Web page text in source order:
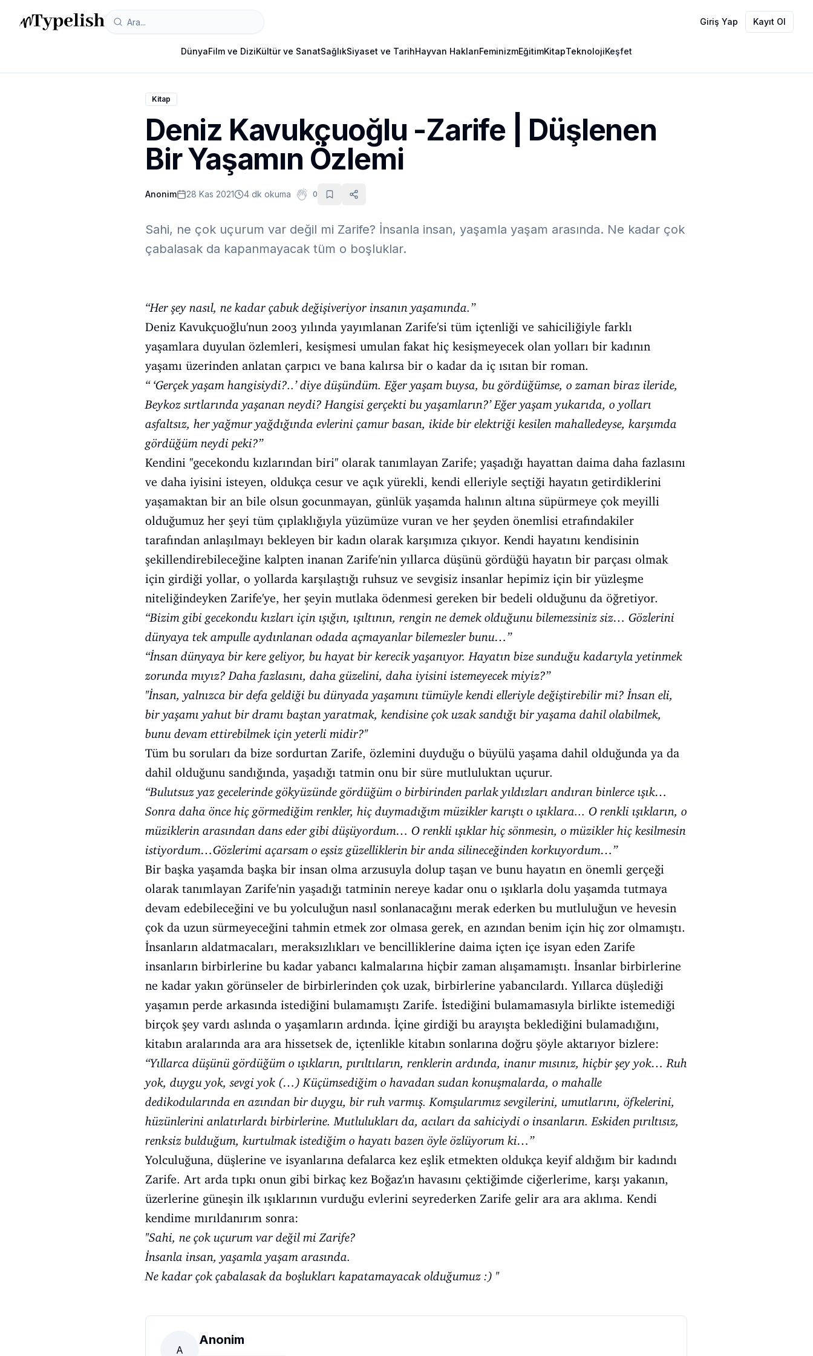
Giriş Yap Kayıt Ol
DünyaFilm ve DiziKültür ve SanatSağlıkSiyaset ve TarihHayvan HaklarıFeminizmEğitimKitapTeknolojiKeşfet
Kitap
Deniz Kavukçuoğlu -Zarife | Düşlenen
Bir Yaşamın Özlemi
Anonim 28 Kas 2021 4 dk okuma 0
Sahi, ne çok uçurum var değil mi Zarife? İnsanla insan, yaşamla yaşam arasında. Ne kadar çok
çabalasak da kapanmayacak tüm o boşluklar.
‘‘Her şey nasıl, ne kadar çabuk değişiveriyor insanın yaşamında.’’
Deniz Kavukçuoğlu'nun 2003 yılında yayımlanan Zarife'si tüm içtenliği ve sahiciliğiyle farklı
yaşamlara duyulan özlemleri, kesişmesi umulan fakat hiç kesişmeyecek olan yolları bir kadının
yaşamı üzerinden anlatan çarpıcı ve bana kalırsa bir o kadar da iç ısıtan bir roman.
‘‘ ‘Gerçek yaşam hangisiydi?..’ diye düşündüm. Eğer yaşam buysa, bu gördüğümse, o zaman biraz ileride,
Beykoz sırtlarında yaşanan neydi? Hangisi gerçekti bu yaşamların?’ Eğer yaşam yukarıda, o yolları
asfaltsız, her yağmur yağdığında evlerini çamur basan, ikide bir elektriği kesilen mahalledeyse, karşımda
gördüğüm neydi peki?’’
Kendini ''gecekondu kızlarından biri'' olarak tanımlayan Zarife; yaşadığı hayattan daima daha fazlasını
ve daha iyisini isteyen, oldukça cesur ve açık yürekli, kendi elleriyle seçtiği hayatın getirdiklerini
yaşamaktan bir an bile olsun gocunmayan, günlük yaşamda halının altına süpürmeye çok meyilli
olduğumuz her şeyi tüm çıplaklığıyla yüzümüze vuran ve her şeyden önemlisi etrafındakiler
tarafından anlaşılmayı bekleyen bir kadın olarak karşımıza çıkıyor. Kendi hayatını kendisinin
şekillendirebileceğine kalpten inanan Zarife'nin yıllarca düşünü gördüğü hayatın bir parçası olmak
için girdiği yollar, o yollarda karşılaştığı ruhsuz ve sevgisiz insanlar hepimiz için bir yüzleşme
niteliğindeyken Zarife'ye, her şeyin mutlaka ödenmesi gereken bir bedeli olduğunu da öğretiyor.
‘‘Bizim gibi gecekondu kızları için ışığın, ışıltının, rengin ne demek olduğunu bilemezsiniz siz… Gözlerini
dünyaya tek ampulle aydınlanan odada açmayanlar bilemezler bunu…’’
‘‘İnsan dünyaya bir kere geliyor, bu hayat bir kerecik yaşanıyor. Hayatın bize sunduğu kadarıyla yetinmek
zorunda mıyız? Daha fazlasını, daha güzelini, daha iyisini istemeyecek miyiz?’’
''İnsan, yalnızca bir defa geldiği bu dünyada yaşamını tümüyle kendi elleriyle değiştirebilir mi? İnsan eli,
bir yaşamı yahut bir dramı baştan yaratmak, kendisine çok uzak sandığı bir yaşama dahil olabilmek,
bunu devam ettirebilmek için yeterli midir?''
Tüm bu soruları da bize sordurtan Zarife, özlemini duyduğu o büyülü yaşama dahil olduğunda ya da
dahil olduğunu sandığında, yaşadığı tatmin onu bir süre mutluluktan uçurur.
‘‘Bulutsuz yaz gecelerinde gökyüzünde gördüğüm o birbirinden parlak yıldızları andıran binlerce ışık…
Sonra daha önce hiç görmediğim renkler, hiç duymadığım müzikler karıştı o ışıklara... O renkli ışıkların, o
müziklerin arasından dans eder gibi düşüyordum… O renkli ışıklar hiç sönmesin, o müzikler hiç kesilmesin
istiyordum…Gözlerimi açarsam o eşsiz güzelliklerin bir anda silineceğinden korkuyordum…’’
Bir başka yaşamda başka bir insan olma arzusuyla dolup taşan ve bunu hayatın en önemli gerçeği
olarak tanımlayan Zarife'nin yaşadığı tatminin nereye kadar onu o ışıklarla dolu yaşamda tutmaya
devam edebileceğini ve bu yolculuğun nasıl sonlanacağını merak ederken bu mutluluğun ve hevesin
çok da uzun sürmeyeceğini tahmin etmek zor olmasa gerek, en azından benim için hiç zor olmamıştı.
İnsanların aldatmacaları, meraksızlıkları ve bencilliklerine daima içten içe isyan eden Zarife
insanların birbirlerine bu kadar yabancı kalmalarına hiçbir zaman alışamamıştı. İnsanlar birbirlerine
ne kadar yakın görünseler de birbirlerinden çok uzak, birbirlerine yabancılardı. Yıllarca düşlediği
yaşamın perde arkasında istediğini bulamamıştı Zarife. İstediğini bulamamasıyla birlikte istemediği
birçok şey vardı aslında o yaşamların ardında. İçine girdiği bu arayışta beklediğini bulamadığını,
kitabın aralarında ara ara hissetsek de, içtenlikle kitabın sonlarına doğru şöyle aktarıyor bizlere:
‘‘Yıllarca düşünü gördüğüm o ışıkların, pırıltıların, renklerin ardında, inanır mısınız, hiçbir şey yok… Ruh
yok, duygu yok, sevgi yok (…) Küçümsediğim o havadan sudan konuşmalarda, o mahalle
dedikodularında en azından bir duygu, bir ruh varmış. Komşularımız sevgilerini, umutlarını, öfkelerini,
hüzünlerini anlatırlardı birbirlerine. Mutlulukları da, acıları da sahiciydi o insanların. Eskiden pırıltısız,
renksiz bulduğum, kurtulmak istediğim o hayatı bazen öyle özlüyorum ki…’’
Yolculuğuna, düşlerine ve isyanlarına defalarca kez eşlik etmekten oldukça keyif aldığım bir kadındı
Zarife. Art arda tıpkı onun gibi birkaç kez Boğaz'ın havasını çektiğimde ciğerlerime, karşı yakanın,
üzerlerine güneşin ilk ışıklarının vurduğu evlerini seyrederken Zarife gelir ara ara aklıma. Kendi
kendime mırıldanırım sonra:
''Sahi, ne çok uçurum var değil mi Zarife?
İnsanla insan, yaşamla yaşam arasında.
Ne kadar çok çabalasak da boşlukları kapatamayacak olduğumuz :) ''
A
Anonim